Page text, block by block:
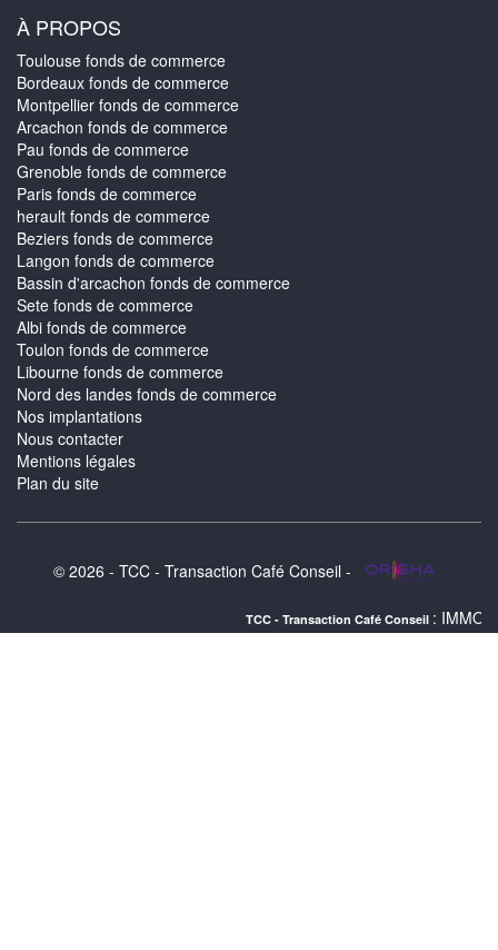
À PROPOS
Toulouse fonds de commerce
Bordeaux fonds de commerce
Montpellier fonds de commerce
Arcachon fonds de commerce
Pau fonds de commerce
Grenoble fonds de commerce
Paris fonds de commerce
herault fonds de commerce
Beziers fonds de commerce
Langon fonds de commerce
Bassin d'arcachon fonds de commerce
Sete fonds de commerce
Albi fonds de commerce
Toulon fonds de commerce
Libourne fonds de commerce
Nord des landes fonds de commerce
Nos implantations
Nous contacter
Mentions légales
Plan du site
© 2026 - TCC - Transaction Café Conseil -
TCC - Transaction Café Conseil : IMMOBILIER